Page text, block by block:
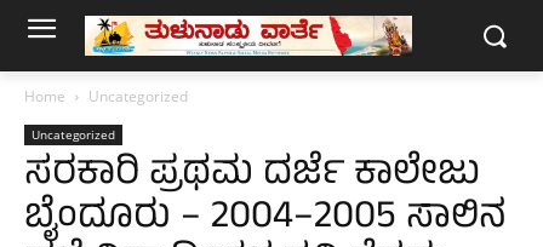
Home Uncategorized
Uncategorized
ಸರಕಾರಿ ಪ್ರಥಮ ದರ್ಜೆ ಕಾಲೇಜು
ಬೈಂದೂರು – 2004–2005 ಸಾಲಿನ